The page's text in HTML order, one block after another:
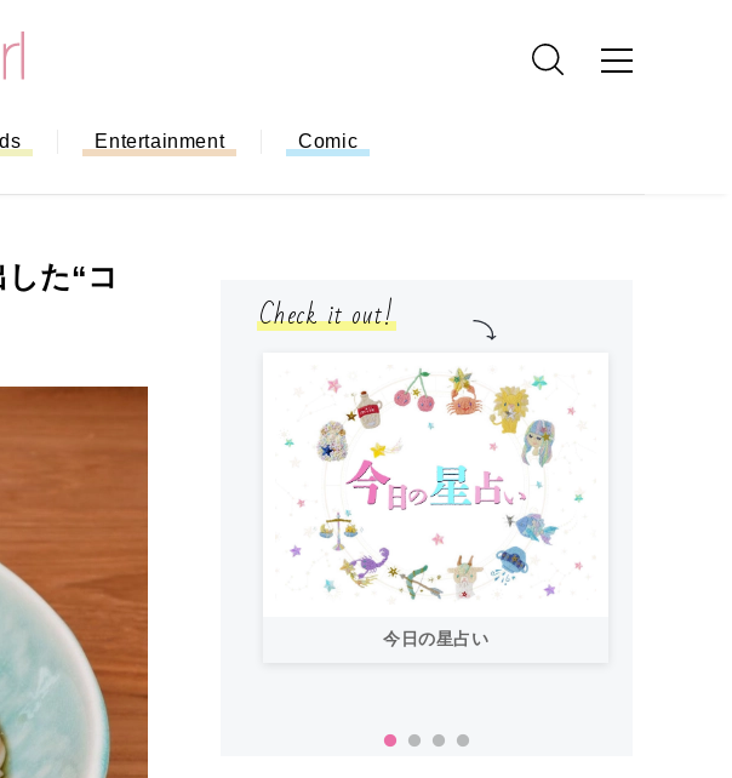
Entertainment Comic
た“コ
Check it out!
完全ガイド｜支払い方
方までネットオーダー
今日の星占い